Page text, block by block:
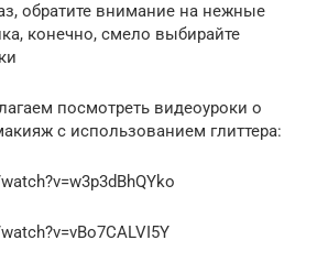
обратите внимание на нежные
конечно, смело выбирайте
посмотреть видеоуроки о
с использованием глиттера: